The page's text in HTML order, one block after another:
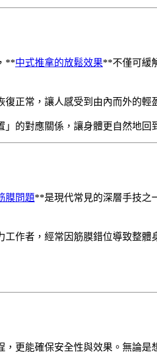
**中式推拿的放鬆效果**不僅可緩
正常，讓人感受到由內而外的輕
的對應關係，讓身體更自然地回
膜問題**是現代常見的深層手技之
作者，經常因筋膜錯位導致整體
更能確保安全性與效果。無論是